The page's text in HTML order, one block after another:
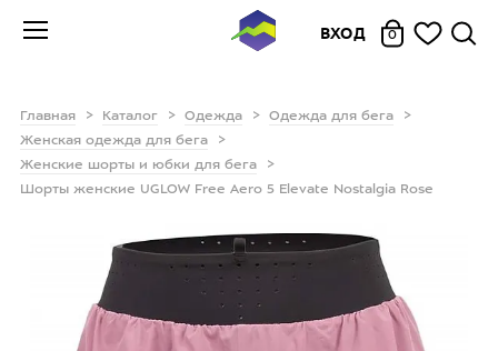
ВХОД 0
Главная Каталог Одежда
Одежда для бега
Женская одежда для бега
Женские шорты и юбки для бега
Шорты женские UGLOW Free Aero 5 Elevate Nostalgia Rose